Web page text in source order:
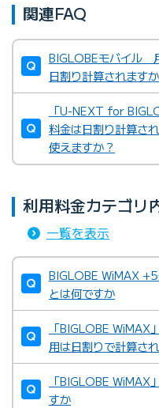
関連FAQ
BIGLOBEモバイル
日割り計算されます
「U-NEXT for
料金は日割り計算さ
使えますか？
利用料金カテゴリ
一覧を表示
BIGLOBE WiMAX
とは何ですか
「BIGLOBE WiMAX
用は日割りで計算さ
「BIGLOBE WiMAX
すか